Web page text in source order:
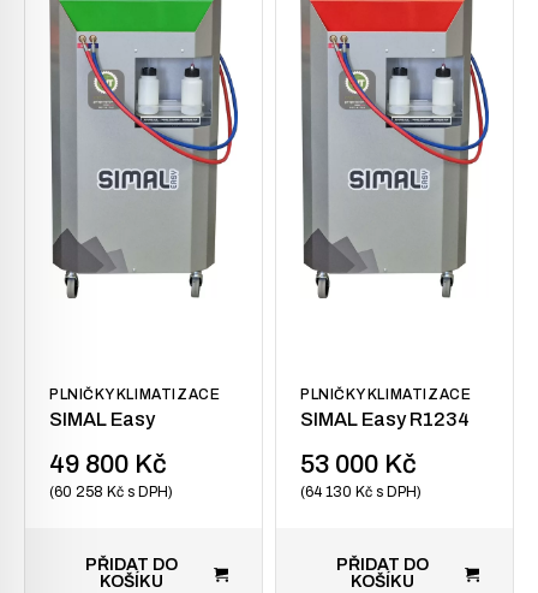
PLNIČKY KLIMATIZACE
SIMAL Easy
49 800 Kč
60 258 Kč s DPH
PŘIDAT DO
KOŠÍKU
PLNIČKY KLIMATIZACE
SIMAL Easy R1234
53 000 Kč
64 130 Kč s DPH
PŘIDAT DO
KOŠÍKU